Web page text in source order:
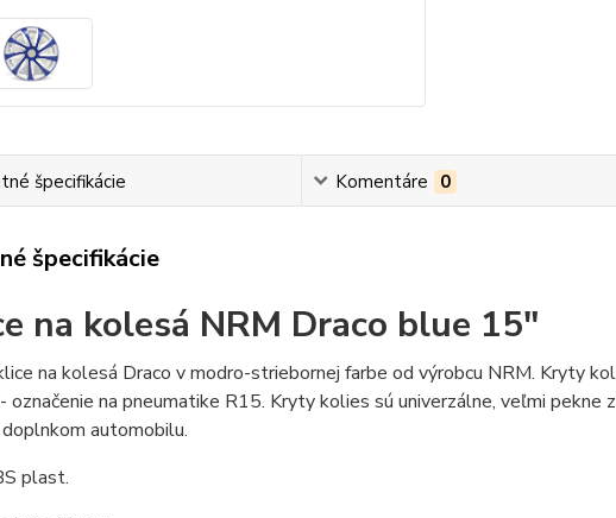
špecifikácie Komentáre 0
špecifikácie
na kolesá NRM Draco blue 15"
na kolesá Draco v modro-striebornej farbe od výrobcu NRM. Kryty
označenie na pneumatike R15. Kryty kolies sú univerzálne, veľmi pekne
automobilu.
plast.